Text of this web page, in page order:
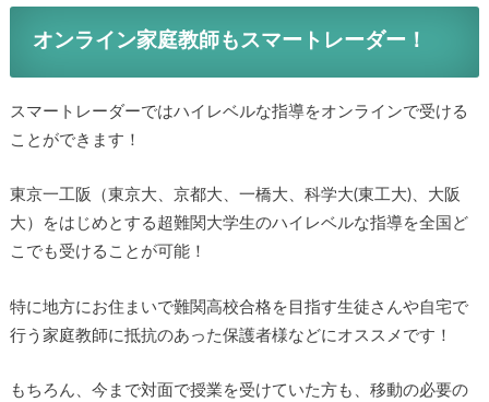
オンライン家庭教師もスマートレーダー！
スマートレーダーではハイレベルな指導をオンラインで受ける
ことができます！
東京一工阪（東京大、京都大、一橋大、科学大(東工大)、大阪
大）をはじめとする超難関大学生のハイレベルな指導を全国ど
こでも受けることが可能！
特に地方にお住まいで難関高校合格を目指す生徒さんや自宅で
行う家庭教師に抵抗のあった保護者様などにオススメです！
もちろん、今まで対面で授業を受けていた方も、移動の必要の